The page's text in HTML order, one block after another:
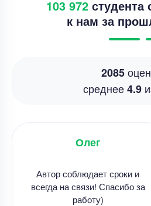
103 972 студента
к нам за
2085
среднее4.9
Олег
Автор соблюдает сроки и
всегда на связи! Спасибо за
работу)